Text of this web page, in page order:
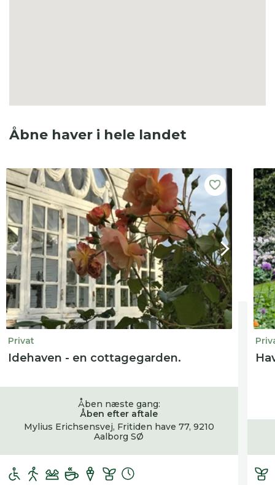
Åbne haver i hele landet
Privat
Idehaven - en cottagegarden.
Åben næste gang:
Åben efter aftale
Mylius Erichsensvej, Fritiden have 77, 9210
Aalborg SØ